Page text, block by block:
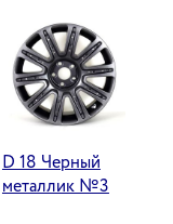
D 18 Черный
металлик №3